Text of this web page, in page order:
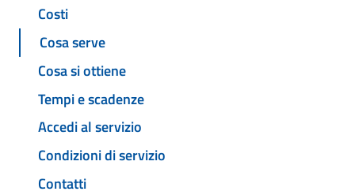
Costi
Cosa serve
Cosa si ottiene
Tempi e scadenze
Accedi al servizio
Condizioni di servizio
Contatti